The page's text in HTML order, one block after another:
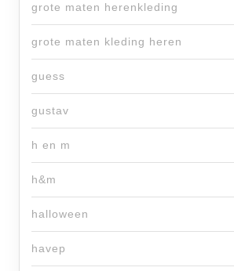
grote maten herenkleding
grote maten kleding heren
guess
gustav
h en m
h&m
halloween
havep